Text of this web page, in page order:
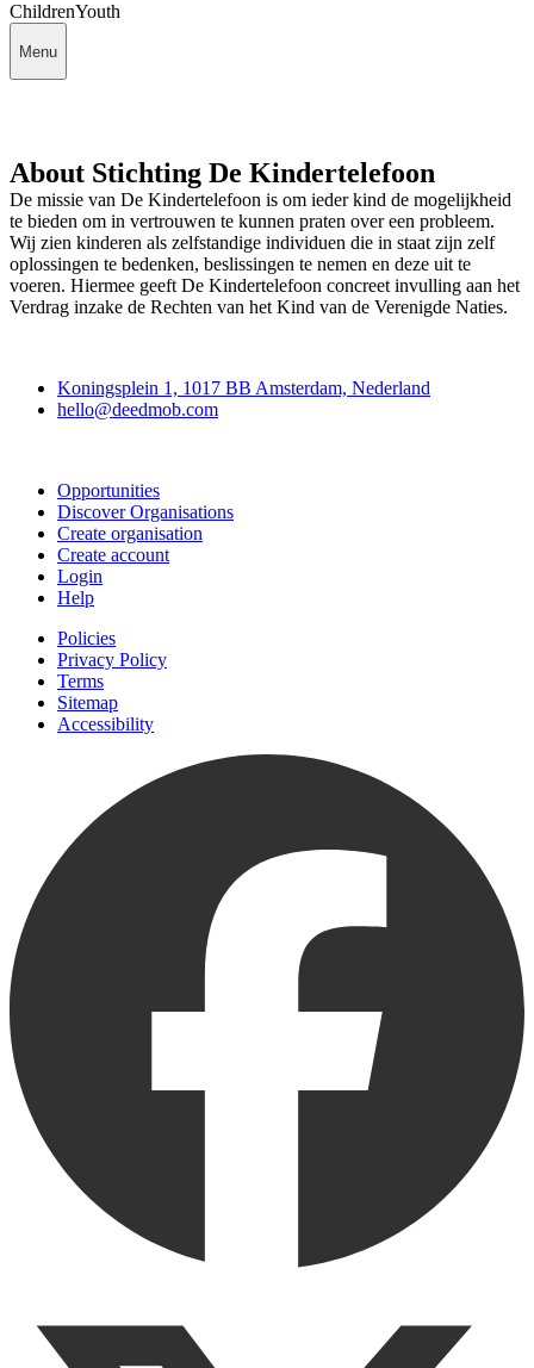
ChildrenYouth
Menu
About Stichting De Kindertelefoon
De missie van De Kindertelefoon is om ieder kind de mogelijkheid
te bieden om in vertrouwen te kunnen praten over een probleem.
Wij zien kinderen als zelfstandige individuen die in staat zijn zelf
oplossingen te bedenken, beslissingen te nemen en deze uit te
voeren. Hiermee geeft De Kindertelefoon concreet invulling aan het
Verdrag inzake de Rechten van het Kind van de Verenigde Naties.
Koningsplein 1, 1017 BB Amsterdam, Nederland
hello@deedmob.com
Opportunities
Discover Organisations
Create organisation
Create account
Login
Help
Policies
Privacy Policy
Terms
Sitemap
Accessibility